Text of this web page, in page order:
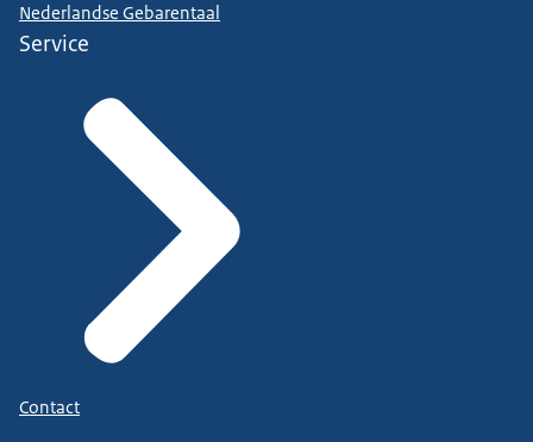
Nederlandse Gebarentaal
Service
Contact